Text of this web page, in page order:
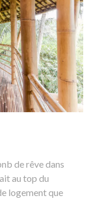
de rêve dans
au top du
logement que